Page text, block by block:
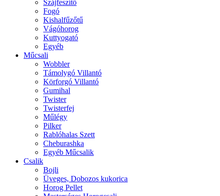
Szájfeszítő
Fogó
Kishalfűzőtű
Vágóhorog
Kuttyogató
Egyéb
Műcsali
Wobbler
Támolygó Villantó
Körforgó Villantó
Gumihal
Twister
Twisterfej
Műlégy
Pilker
Rablóhalas Szett
Cheburashka
Egyéb Műcsalik
Csalik
Bojli
Üveges, Dobozos kukorica
Horog Pellet